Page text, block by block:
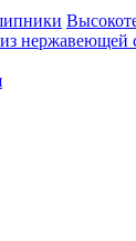
нержавеющей